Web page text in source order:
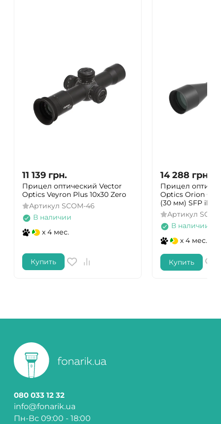
11 139 грн.
Прицел оптический Vector
Optics Veyron Plus 10x30 Zero
Артикул SCOM-46
В наличии
x 4 мес.
Купить
14 288 грн.
Прицел
Optics Orion
(30 мм) SFP
Артикул
В наличии
x 4 мес.
Купить
080 033 12 32
info@fonarik.ua
Пн-Вс 09:00 - 18:00